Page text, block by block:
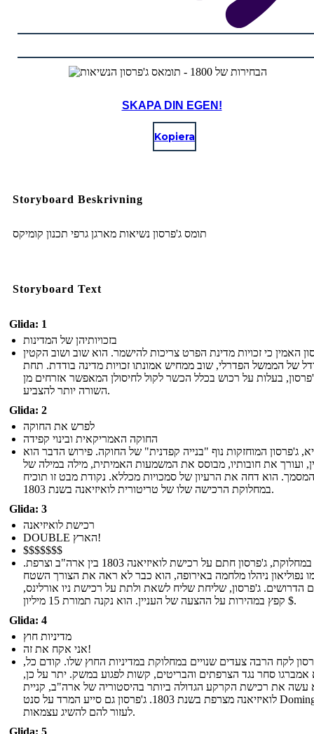
SKAPA DIN EGEN!
Kopiera
Storyboard Beskrivning
תומס ג'פרסון נשיאות מארגן גרפי תכנון קומיקס
Storyboard Text
Glida: 1
בזכויותיהן של המדינות
האמין כי זכויות מדינת הפרט צריכות להישמר. הוא שוב ושוב הקטין
של הממשל הפדרלי, שוב ממחיש אמונתו זכויות מדינה בודדת. תחת
בעלות על רכוש בכלל הכשר לקול לחיסולן המאפשר אזרחים מן
השורה יותר להצביע.
Glida: 2
לפרש את החוקה
החוקה האמריקאית ובינוי קפידה
ג'פרסון המוחזקות נוף "בנייה קפדנית" של החוקה. פירוש הדבר הוא
ועורך את חובותיו, מבוסס את המשמעות האמיתית, מילה במילה של
המסמך. הוא דחה את הרעיון של סמכויות מכללא. נקודת מבט זו תוכיח
במחלוקת הרכישה שלו של טריטורית לואיזיאנה בשנת 1803.
Glida: 3
רכישת לואיזיאנה
DOUBLE הארץ!
$$$$$$$
למרות במחלוקת, ג'פרסון חתם על רכישת לואיזיאנה 1803 בין ארה"ב וצרפת.
נפוליאון ניהלו מלחמה באירופה, הוא כבר לא ראה את הצורך השטח
הדרושים. ג'פרסון, שליחת שליח לשאת ולתת על רכישת ניו אורלינס,
קפץ במהירות על ההצעה של העניין. הוא נקנה תמורת 15 מיליון $.
Glida: 4
מדיניות חוץ
אני אקח את זה!
לקח הרבה צעדים שנויים במחלוקת במדיניות החוץ שלו. קודם כל,
אמברגו סחר נגד הצרפתים והבריטים, קשות לפגוע במשק. יתר על כן,
עשה את רכישת הקרקע הגדולה ביותר בהיסטוריה של ארה"ב, קניית
לואיזיאנה מצרפת בשנת 1803. ג'פרסון גם סייע המרד על סנט Domingue,
לעזור להם להשיג עצמאות.
Glida: 5